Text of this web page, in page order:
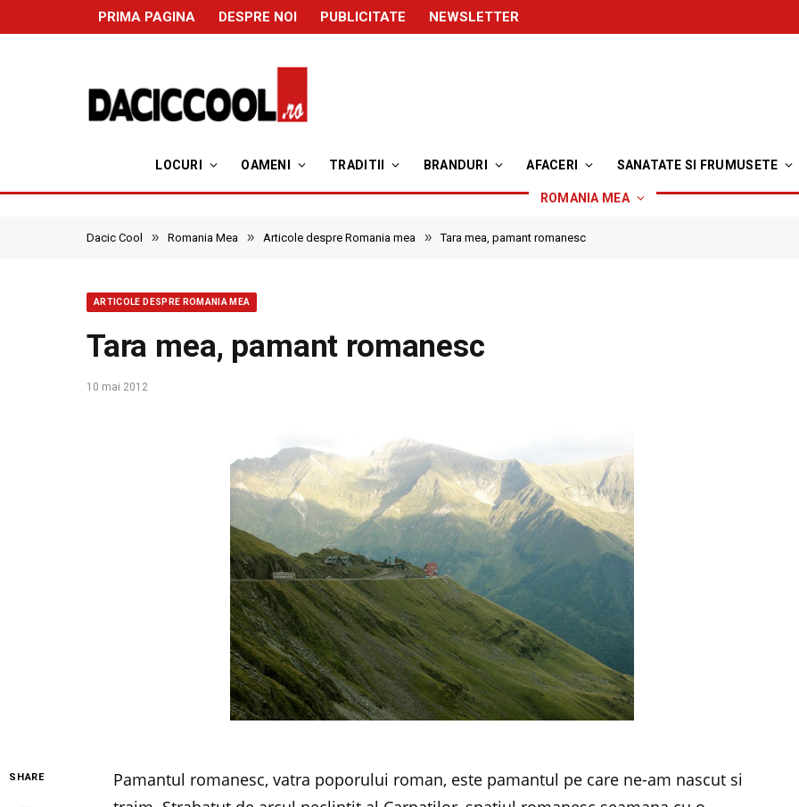
PRIMA PAGINA DESPRE NOI PUBLICITATE NEWSLETTER
LOCURI OAMENI TRADITII BRANDURI AFACERI SANATATE SI FRUMUSETE
ROMANIA MEA
Dacic Cool » Romania Mea » Articole despre Romania mea » Tara mea, pamant romanesc
ARTICOLE DESPRE ROMANIA MEA
Tara mea, pamant romanesc
10 mai 2012
SHARE
Pamantul romanesc, vatra poporului roman, este pamantul pe care ne-am nascut si